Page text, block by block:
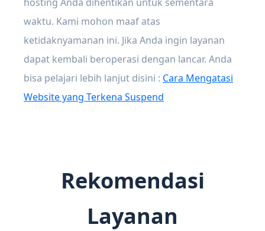
waktu. Kami mohon maaf atas
ketidaknyamanan ini. Jika Anda ingin layanan
dapat kembali beroperasi dengan lancar. Anda
bisa pelajari lebih lanjut disini : Cara Mengatasi
Website yang Terkena Suspend
Rekomendasi
Layanan